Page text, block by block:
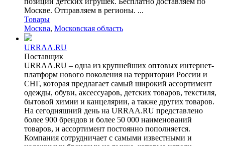
Москве. Отправляем в регионы. ...
Товары
Москва, Московская область
URRAA.RU
Поставщик
URRAA.RU – одна из крупнейших оптовых интернет-
платформ нового поколения на территории России и
СНГ, которая предлагает самый широкий ассортимент
одежды, обуви, аксессуаров, детских товаров, текстиля,
бытовой химии и канцелярии, а также других товаров.
На сегодняшний день на URRAA.RU представлено
более 900 брендов и более 50 000 наименований
товаров, и ассортимент постоянно пополняется.
Компания сотрудничает с самыми известными и